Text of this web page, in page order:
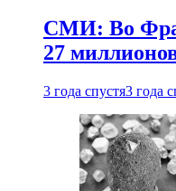
СМИ: Во
27
3 года спустя3 года